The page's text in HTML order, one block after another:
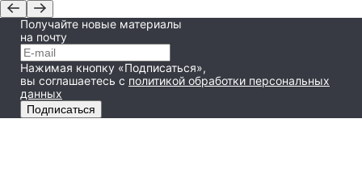
Получайте новые материалы
на почту
Нажимая кнопку «Подписаться»,
вы соглашаетесь с политикой обработки персональных
данных
Подписаться